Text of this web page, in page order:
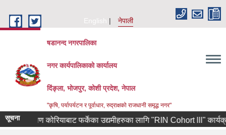
English
नेपाली
षडानन्द नगरपालिका
नगर कार्यपालिकाको कार्यालय
दिंङ्ला, भोजपुर, कोशी प्रदेश, नेपाल
"कृषि, पर्यापर्यटन र पूर्वाधार, रुद्राक्षको राजधानी समृद्ध नगर"
सूचनादक्षिण कोरियाबाट फर्केका उद्यमीहरुका लागि "RIN Cohort lll"